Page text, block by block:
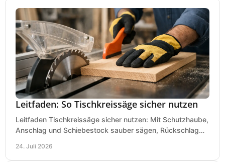
Leitfaden: So Tischkreissäge sicher nutzen
Leitfaden Tischkreissäge sicher nutzen: Mit Schutzhaube,
Anschlag und Schiebestock sauber sägen, Rückschlag
24. Juli 2026